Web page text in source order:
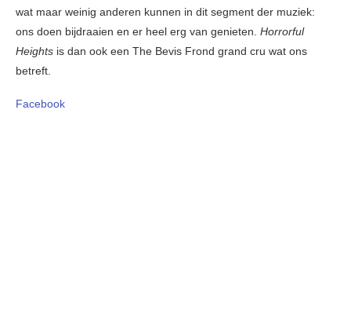
wat maar weinig anderen kunnen in dit segment der muziek:
ons doen bijdraaien en er heel erg van genieten. Horrorful
Heights is dan ook een The Bevis Frond grand cru wat ons
betreft.
Facebook